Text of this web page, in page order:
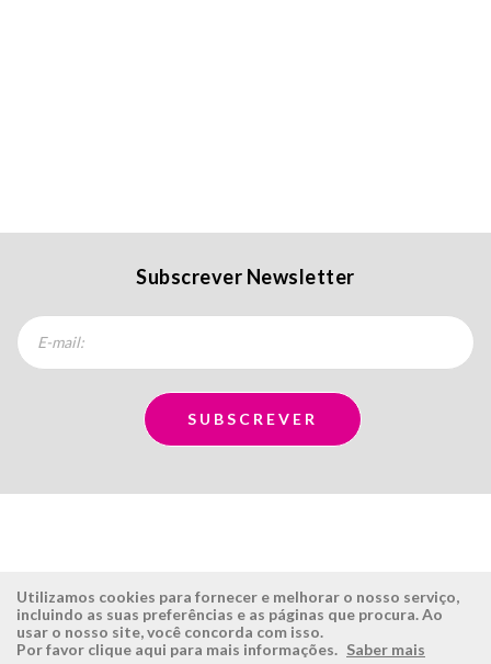
Subscrever Newsletter
ÉSISTEMAS ÁREA RESERVADA
Utilizamos cookies para fornecer e melhorar o nosso serviço,
incluindo as suas preferências e as páginas que procura. Ao
usar o nosso site, você concorda com isso.
Por favor clique aqui para mais informações. Saber mais